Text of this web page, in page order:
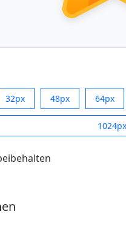
32px 48px 64px
1024px